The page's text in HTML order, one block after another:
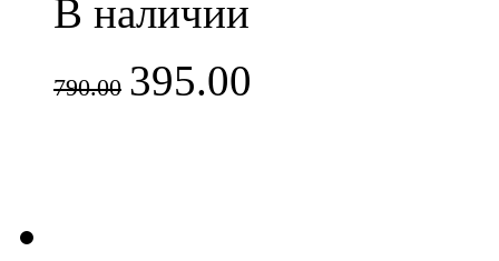
В наличии
790.00 395.00